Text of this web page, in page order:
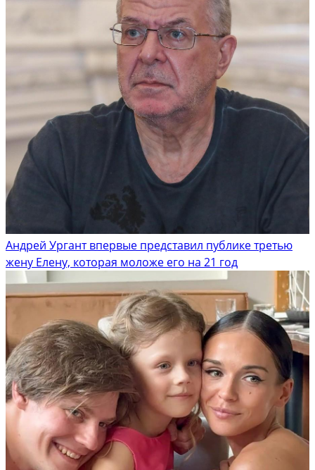
Андрей Ургант впервые представил публике третью
жену Елену, которая моложе его на 21 год